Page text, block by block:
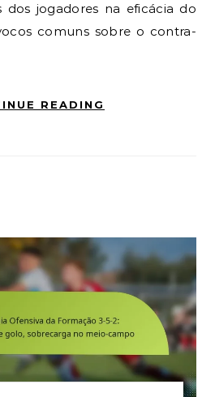
jogadores na eficácia do
comuns sobre o contra-
READING